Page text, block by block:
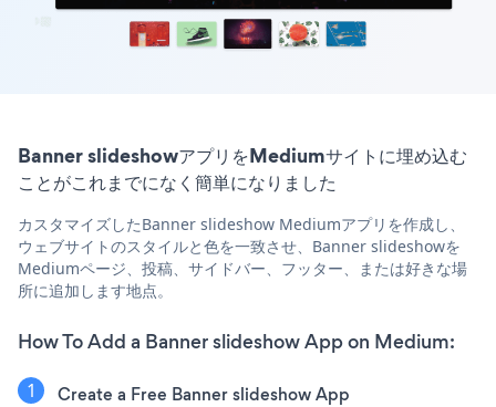
Banner slideshowアプリをMediumサイトに埋め込む
ことがこれまでになく簡単になりました
カスタマイズしたBanner slideshow Mediumアプリを作成し、
ウェブサイトのスタイルと色を一致させ、Banner slideshowを
Mediumページ、投稿、サイドバー、フッター、または好きな場
所に追加します地点。
How To Add a Banner slideshow App on Medium:
Create a Free Banner slideshow App